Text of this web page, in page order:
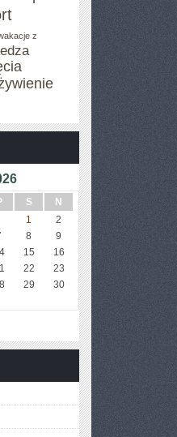
z
S
N
1
2
8
9
15
16
22
23
29
30